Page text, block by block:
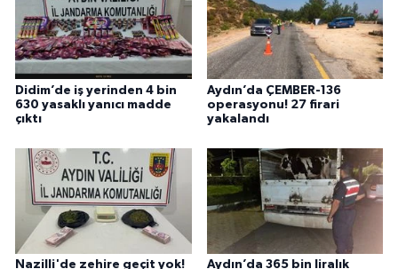
Didim’de iş yerinden 4 bin
630 yasaklı yanıcı madde
çıktı
Aydın’da ÇEMBER-136
operasyonu! 27 firari
yakalandı
Nazilli'de zehire geçit yok!
Aydın’da 365 bin liralık